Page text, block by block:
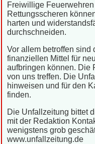
Freiwillige
Rettungsscheren
harten und
durchschneiden.
Vor allem betroffen
finanziellen Mittel für
aufbringen können. Die
von uns treffen. Die
hinweisen und für den
finden.
Die Unfallzeitung bittet
mit der Redaktion
wenigstens grob
www.unfallzeitung.de